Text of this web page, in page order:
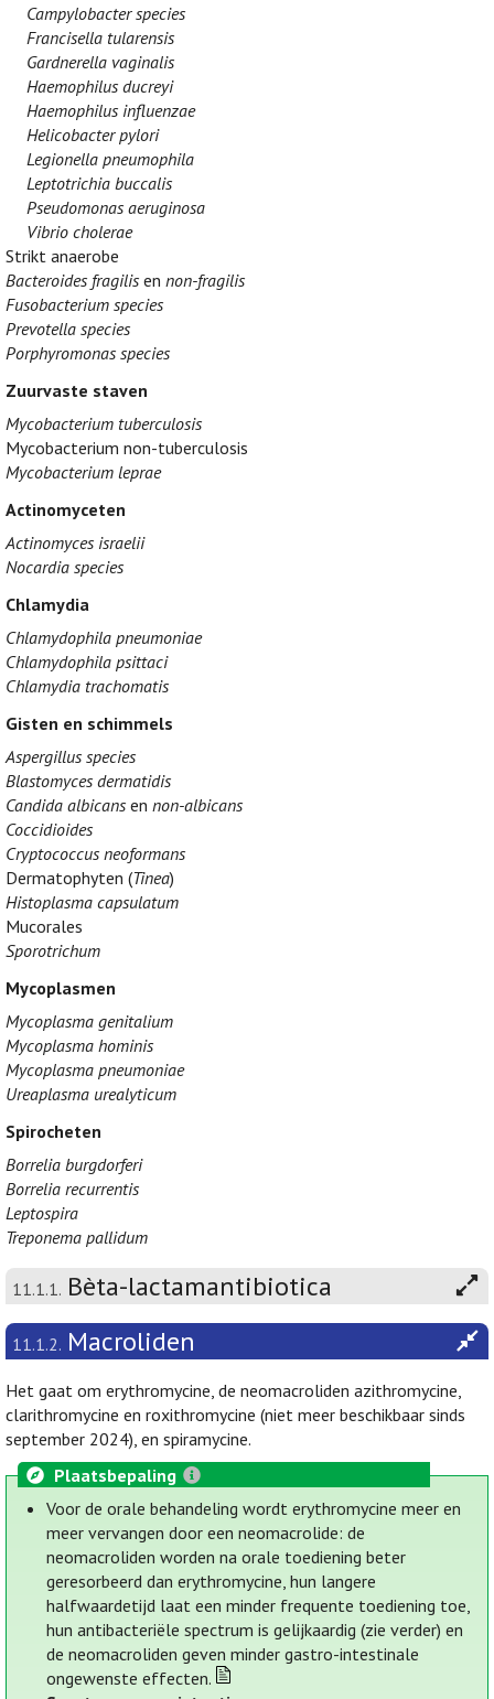
Campylobacter species
Francisella tularensis
Gardnerella vaginalis
Haemophilus ducreyi
Haemophilus influenzae
Helicobacter pylori
Legionella pneumophila
Leptotrichia buccalis
Pseudomonas aeruginosa
Vibrio cholerae
Strikt anaerobe
Bacteroides fragilis en non-fragilis
Fusobacterium species
Prevotella species
Porphyromonas species
Zuurvaste staven
Mycobacterium tuberculosis
Mycobacterium non-tuberculosis
Mycobacterium leprae
Actinomyceten
Actinomyces israelii
Nocardia species
Chlamydia
Chlamydophila pneumoniae
Chlamydophila psittaci
Chlamydia trachomatis
Gisten en schimmels
Aspergillus species
Blastomyces dermatidis
Candida albicans en non-albicans
Coccidioides
Cryptococcus neoformans
Dermatophyten (Tinea)
Histoplasma capsulatum
Mucorales
Sporotrichum
Mycoplasmen
Mycoplasma genitalium
Mycoplasma hominis
Mycoplasma pneumoniae
Ureaplasma urealyticum
Spirocheten
Borrelia burgdorferi
Borrelia recurrentis
Leptospira
Treponema pallidum
11.1.1. Bèta-lactamantibiotica
11.1.2. Macroliden
Het gaat om erythromycine, de neomacroliden azithromycine,
clarithromycine en roxithromycine (niet meer beschikbaar sinds
september 2024), en spiramycine.
Plaatsbepaling
Voor de orale behandeling wordt erythromycine meer en
meer vervangen door een neomacrolide: de
neomacroliden worden na orale toediening beter
geresorbeerd dan erythromycine, hun langere
halfwaardetijd laat een minder frequente toediening toe,
hun antibacteriële spectrum is gelijkaardig (zie verder) en
de neomacroliden geven minder gastro-intestinale
ongewenste effecten.